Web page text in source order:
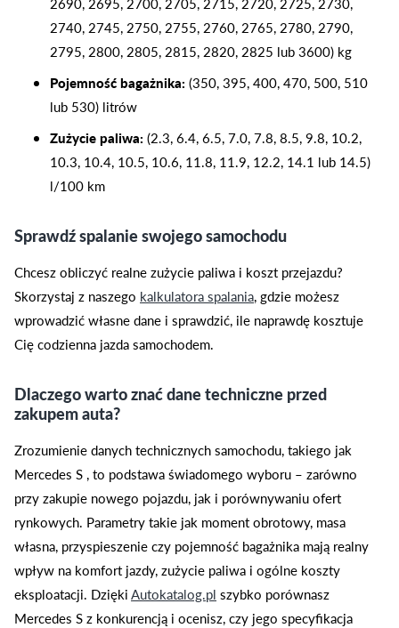
2740, 2745, 2750, 2755, 2760, 2765, 2780, 2790,
2795, 2800, 2805, 2815, 2820, 2825 lub 3600) kg
Pojemność bagażnika: (350, 395, 400, 470, 500, 510
lub 530) litrów
Zużycie paliwa: (2.3, 6.4, 6.5, 7.0, 7.8, 8.5, 9.8, 10.2,
10.3, 10.4, 10.5, 10.6, 11.8, 11.9, 12.2, 14.1 lub 14.5)
l/100 km
Sprawdź spalanie swojego samochodu
Chcesz obliczyć realne zużycie paliwa i koszt przejazdu?
Skorzystaj z naszego kalkulatora spalania, gdzie możesz
wprowadzić własne dane i sprawdzić, ile naprawdę kosztuje
Cię codzienna jazda samochodem.
Dlaczego warto znać dane techniczne przed
zakupem auta?
Zrozumienie danych technicznych samochodu, takiego jak
Mercedes S , to podstawa świadomego wyboru – zarówno
przy zakupie nowego pojazdu, jak i porównywaniu ofert
rynkowych. Parametry takie jak moment obrotowy, masa
własna, przyspieszenie czy pojemność bagażnika mają realny
wpływ na komfort jazdy, zużycie paliwa i ogólne koszty
eksploatacji. DziękiAutokatalog.pl szybko porównasz
Mercedes S z konkurencją i ocenisz, czy jego specyfikacja